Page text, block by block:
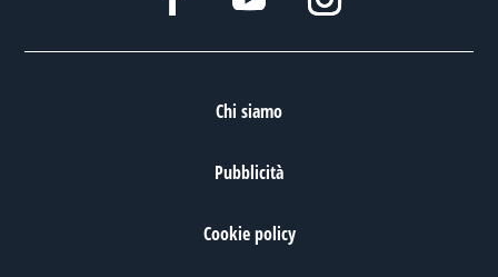
Chi siamo
Pubblicità
Cookie policy